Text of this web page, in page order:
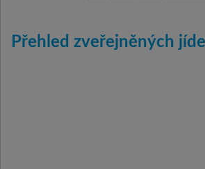
Přehled zveřejněných